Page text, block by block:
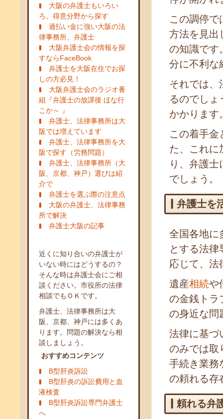
大阪の弁護士もいろい
ろ。得意分野から探す
過払い金に強い大阪の法
律事務所、弁護士
大阪弁護士会の情報を探
すならFaceBook
弁護士を大阪在住でお探
しの方必見！
大阪弁護士会のラジオ番
組『弁護士の放課後 ほな行
こか～ 』
弁護士、法律事務所は大
阪では増えています
弁護士、法律事務所を大
阪で探す（労務問題）
弁護士、法律事務所（大
阪、京都、神戸）選びは紹
介で
弁護士を選ぶ際の注意点
大阪の弁護士、法律事務
所で解決
弁護士大阪の記事
近くに知り合いの弁護士が
いない時にはどうするの？
そんな時は弁護士会にご相
談ください。市役所の法律
相談でもＯＫです。
弁護士、法律事務所は大
阪、京都、神戸には多くあ
ります。問題の解決なら相
談しましょう。
おすすめコンテンツ
B型肝炎訴訟
B型肝炎の訴訟費用と血
液検査
B型肝炎訴訟専門弁護士
へ
この調停で
方法を見出
の知識です
分に不利な
それでは、
るのでしょ
かかります
この着手金
た、これに
り、弁護
でしょう。
弁護士を
全国各地に
とする法
応じて、法
遺産相続や
の金銭トラ
の身近な問
法律に基づ
のみでは取
手続き業務
の頼れる存
頼れる弁